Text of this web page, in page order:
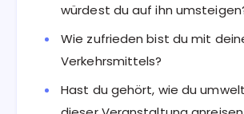
würdest du auf ihn
Wie zufrieden bist du mit
Verkehrsmittels?
Hast du gehört, wie du